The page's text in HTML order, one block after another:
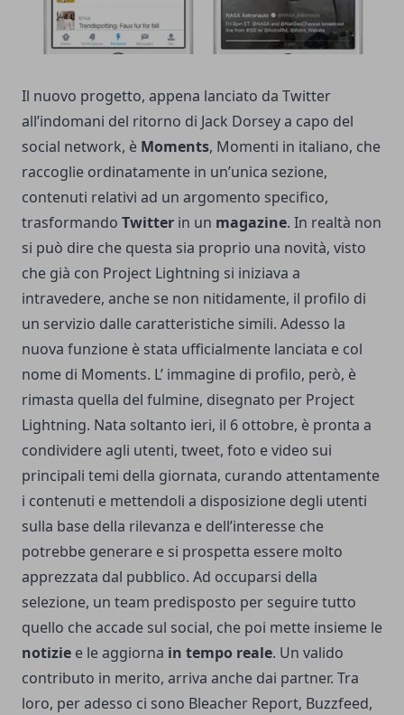
Il nuovo progetto, appena lanciato da Twitter
all’indomani del ritorno di Jack Dorsey a capo del
social network, è Moments, Momenti in italiano, che
raccoglie ordinatamente in un’unica sezione,
contenuti relativi ad un argomento specifico,
trasformando Twitter in un magazine. In realtà non
si può dire che questa sia proprio una novità, visto
che già con Project Lightning si iniziava a
intravedere, anche se non nitidamente, il profilo di
un servizio dalle caratteristiche simili. Adesso la
nuova funzione è stata ufficialmente lanciata e col
nome di Moments. L’ immagine di profilo, però, è
rimasta quella del fulmine, disegnato per Project
Lightning. Nata soltanto ieri, il 6 ottobre, è pronta a
condividere agli utenti, tweet, foto e video sui
principali temi della giornata, curando attentamente
i contenuti e mettendoli a disposizione degli utenti
sulla base della rilevanza e dell’interesse che
potrebbe generare e si prospetta essere molto
apprezzata dal pubblico. Ad occuparsi della
selezione, un team predisposto per seguire tutto
quello che accade sul social, che poi mette insieme le
notizie e le aggiorna in tempo reale. Un valido
contributo in merito, arriva anche dai partner. Tra
loro, per adesso ci sono Bleacher Report, Buzzfeed,